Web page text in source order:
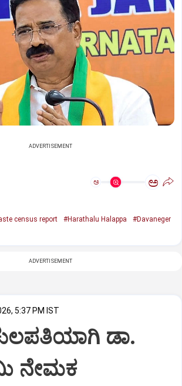
ADVERTISEMENT
ಅ ಅ
census report #Harathalu Halappa
#Davaneger
ADVERTISEMENT
5:37 PM IST
ಡಾ.
ನೇಮಕ